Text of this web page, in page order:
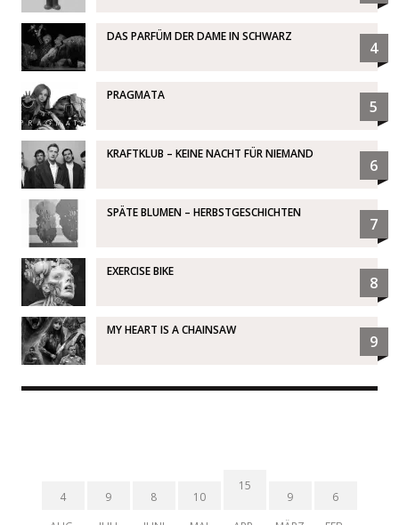
DAS PARFÜM DER DAME IN SCHWARZ
4
PRAGMATA
5
KRAFTKLUB – KEINE NACHT FÜR NIEMAND
6
SPÄTE BLUMEN – HERBSTGESCHICHTEN
7
EXERCISE BIKE
8
MY HEART IS A CHAINSAW
9
4
9
8
10
15
9
6